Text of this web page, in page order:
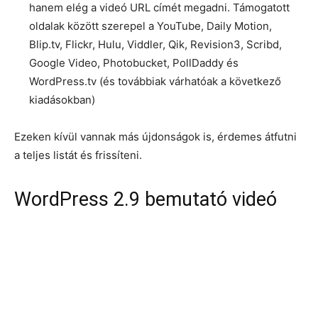
hanem elég a videó URL címét megadni. Támogatott
oldalak között szerepel a YouTube, Daily Motion,
Blip.tv, Flickr, Hulu, Viddler, Qik, Revision3, Scribd,
Google Video, Photobucket, PollDaddy és
WordPress.tv (és továbbiak várhatóak a következő
kiadásokban)
Ezeken kívül vannak más újdonságok is, érdemes átfutni
a teljes listát és frissíteni.
WordPress 2.9 bemutató videó